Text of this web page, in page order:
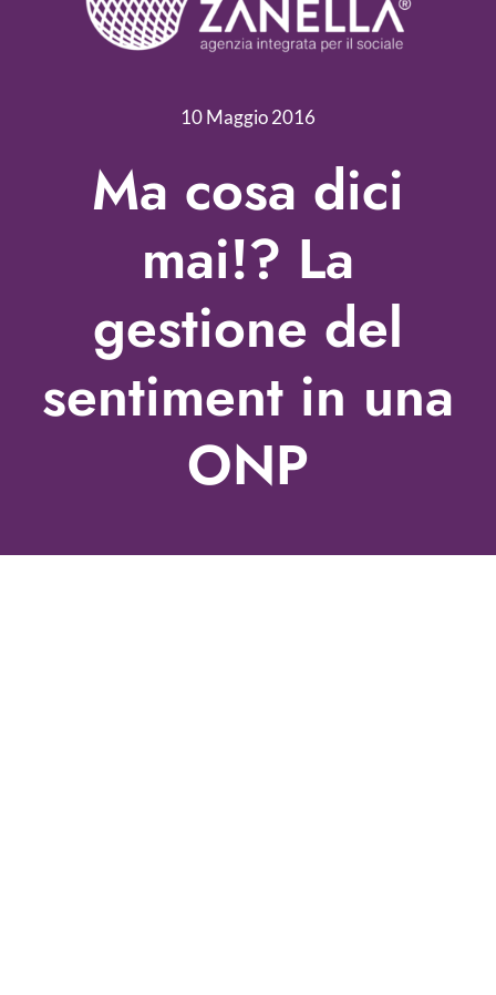
Servizi
Nonprofit Blog
Multimedia
Come contattarci
10 Maggio 2016
Ma cosa dici
mai!? La
gestione del
sentiment in una
ONP